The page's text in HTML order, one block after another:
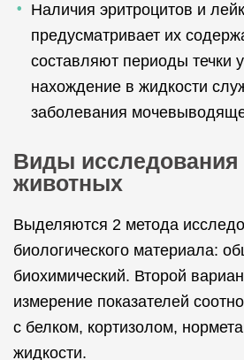
Наличия эритроцитов и
предусматривает их
составляют периоды течки
нахождение в жидкости
заболевания
Виды исследования
животных
Выделяются 2 метода
биологического материала:
биохимический. Второй
измерение показателей
с белком, кортизолом,
жидкости.